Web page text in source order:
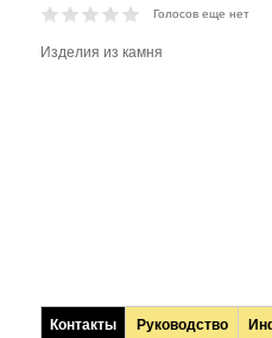
Голосов еще нет
Изделия из камня
Контакты
Руководство